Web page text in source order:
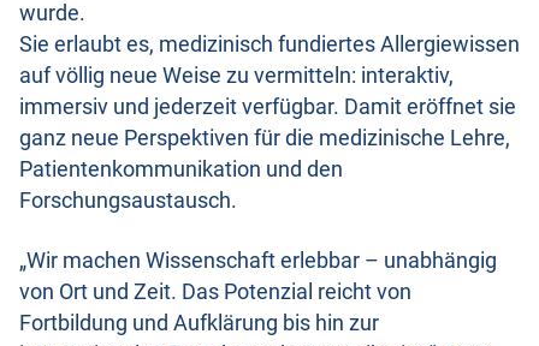
wurde.
Sie erlaubt es, medizinisch fundiertes Allergiewissen
auf völlig neue Weise zu vermitteln: interaktiv,
immersiv und jederzeit verfügbar. Damit eröffnet sie
ganz neue Perspektiven für die medizinische Lehre,
Patientenkommunikation und den
Forschungsaustausch.
„Wir machen Wissenschaft erlebbar – unabhängig
von Ort und Zeit. Das Potenzial reicht von
Fortbildung und Aufklärung bis hin zur